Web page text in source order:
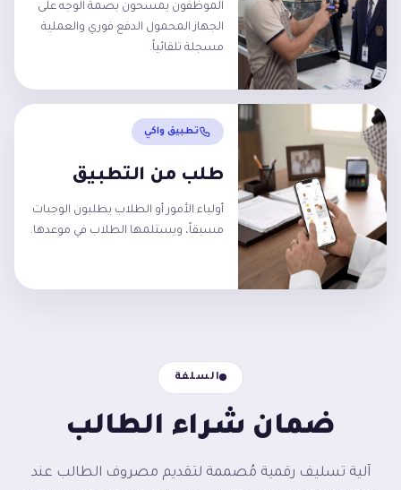
الموظفون يمسحون بصمة الوجه على
الجهاز المحمول الدفع فوري والعملية
مسجلة تلقائياً.
تطبيق واكي
طلب من التطبيق
أولياء الأمور أو الطلاب يطلبون الوجبات
مسبقاً، ويستلمها الطلاب في موعدها.
السلفة
ضمان شراء الطالب
آلية تسليف رقمية مُصممة لتقديم مصروف الطالب عند